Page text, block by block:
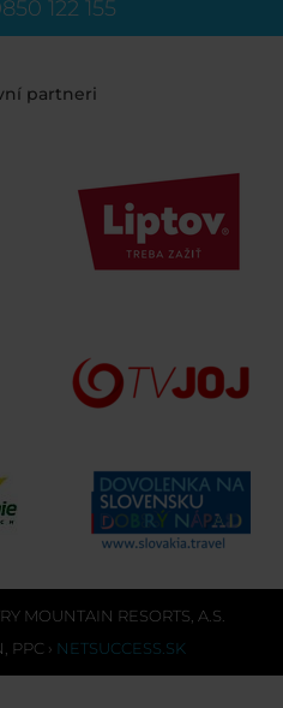
122 155
partneri
MOUNTAIN RESORTS, A.S.
PPC › NETSUCCESS.SK